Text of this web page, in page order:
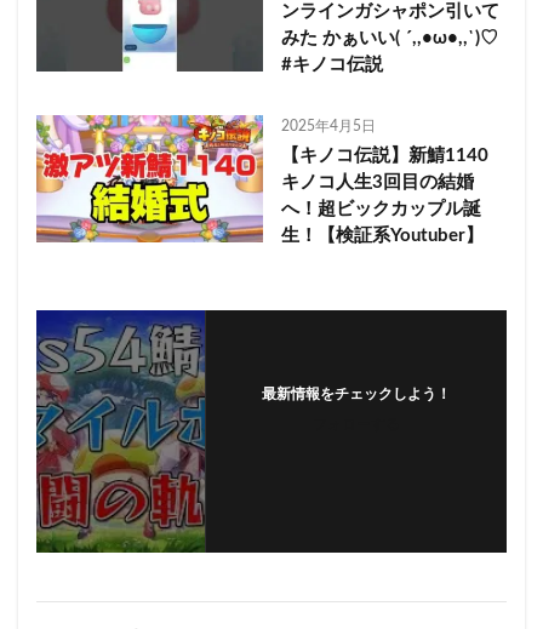
ンラインガシャポン引いて
みた かぁいい( ´,,•ω•,,`)♡
#キノコ伝説
2025年4月5日
【キノコ伝説】新鯖1140
キノコ人生3回目の結婚
へ！超ビックカップル誕
生！【検証系Youtuber】
最新情報をチェックしよう！